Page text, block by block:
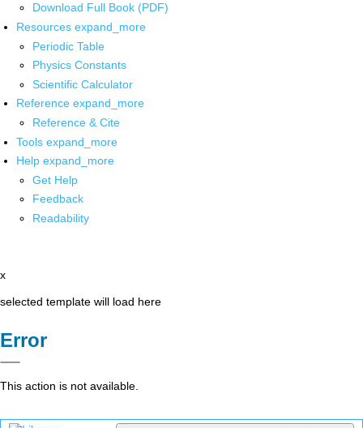
Download Full Book (PDF)
Resources expand_more
Periodic Table
Physics Constants
Scientific Calculator
Reference expand_more
Reference & Cite
Tools expand_more
Help expand_more
Get Help
Feedback
Readability
x
selected template will load here
Error
This action is not available.